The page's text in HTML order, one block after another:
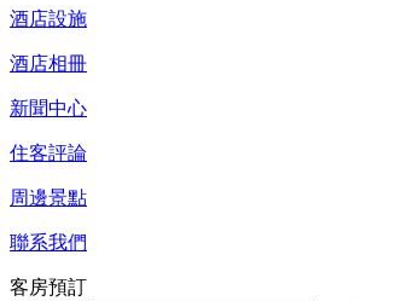
酒店設施
酒店相冊
新聞中心
住客評論
周邊景點
聯系我們
客房預訂